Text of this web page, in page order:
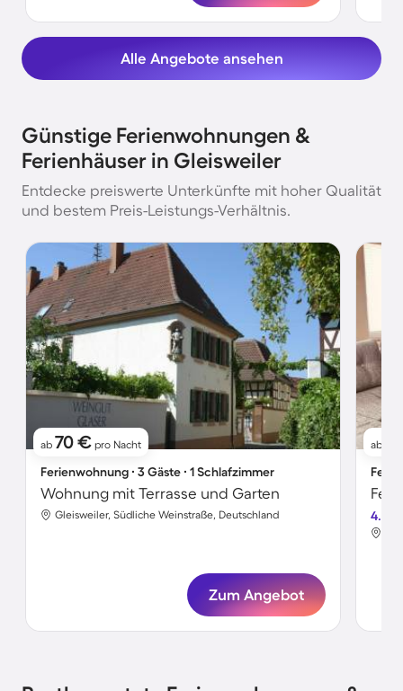
Alle Angebote ansehen
Günstige Ferienwohnungen &
Ferienhäuser in Gleisweiler
Entdecke preiswerte Unterkünfte mit hoher Qualität
und bestem Preis-Leistungs-Verhältnis.
ab 70 € pro Nacht
Ferienwohnung ∙ 3 Gäste ∙ 1 Schlafzimmer
Wohnung mit Terrasse und Garten
Gleisweiler, Südliche Weinstraße, Deutschland
Zum Angebot
ab
4.8